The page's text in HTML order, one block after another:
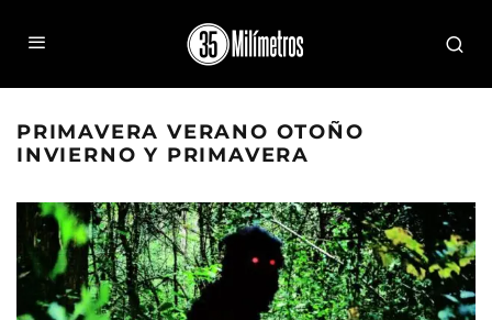
PRIMAVERA VERANO OTOÑO
INVIERNO Y PRIMAVERA